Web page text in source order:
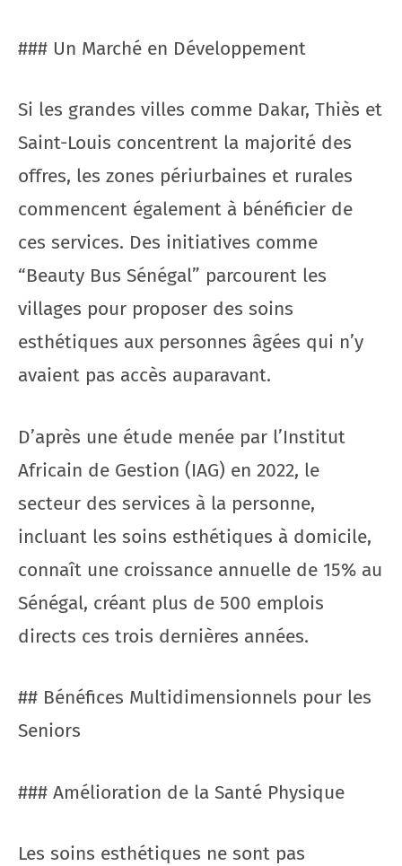
### Un Marché en Développement
Si les grandes villes comme Dakar, Thiès et
Saint-Louis concentrent la majorité des
offres, les zones périurbaines et rurales
commencent également à bénéficier de
ces services. Des initiatives comme
“Beauty Bus Sénégal” parcourent les
villages pour proposer des soins
esthétiques aux personnes âgées qui n’y
avaient pas accès auparavant.
D’après une étude menée par l’Institut
Africain de Gestion (IAG) en 2022, le
secteur des services à la personne,
incluant les soins esthétiques à domicile,
connaît une croissance annuelle de 15% au
Sénégal, créant plus de 500 emplois
directs ces trois dernières années.
## Bénéfices Multidimensionnels pour les
Seniors
### Amélioration de la Santé Physique
Les soins esthétiques ne sont pas